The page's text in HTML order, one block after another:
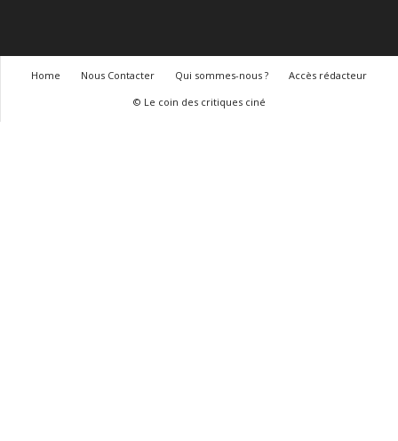
Home Nous Contacter Qui sommes-nous ?
Accès rédacteur
© Le coin des critiques ciné